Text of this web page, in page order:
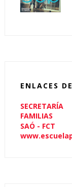
ENLACES
SECRETARÍA
FAMILIAS
SAÓ - FCT